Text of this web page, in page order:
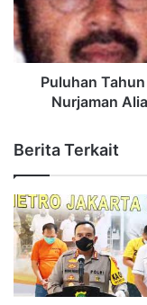
Puluhan
Nurjaman
Berita Terkait